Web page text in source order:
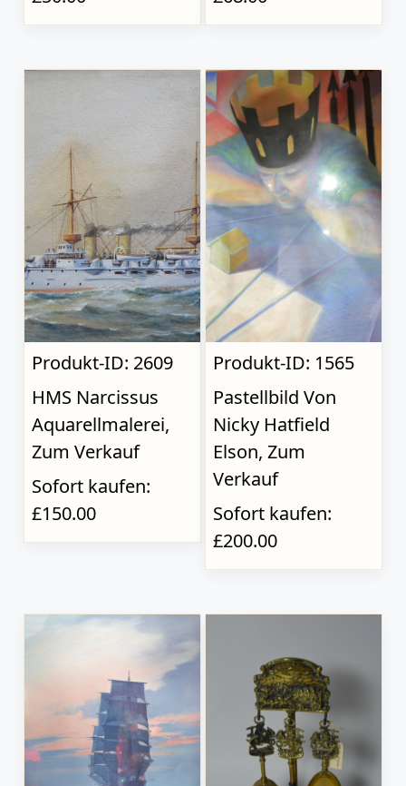
Produkt-ID: 2609
HMS Narcissus
Aquarellmalerei,
Zum Verkauf
Sofort kaufen:
£150.00
Produkt-ID: 1565
Pastellbild Von
Nicky Hatfield
Elson, Zum
Verkauf
Sofort kaufen:
£200.00